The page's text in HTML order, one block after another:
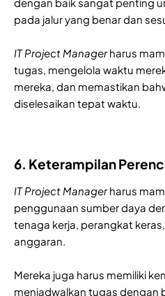
pada jalur yang benar dan
IT Project Managerharus
tugas, mengelola waktu
mereka, dan memastikan
diselesaikan tepat waktu.
6. Keterampilan
IT Project Managerharus
penggunaan sumber daya
tenaga kerja, perangkat
anggaran.
Mereka juga harus memiliki
menjadwalkan tugas dengan